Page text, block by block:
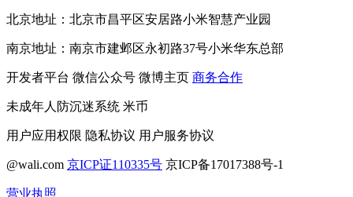
北京地址：北京市昌平区安居路小米智慧产业园
南京地址：南京市建邺区永初路37号小米华东总部
开发者平台 微信公众号 微博主页 商务合作
未成年人防沉迷系统 米币
用户应用权限 隐私协议 用户服务协议
@wali.com 京ICP证110335号 京ICP备17017388号-1
营业执照